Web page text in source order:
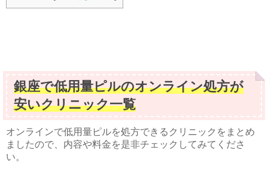
銀座で低用量ピルのオンライン処方が
安いクリニック一覧
オンラインで低用量ピルを処方できるクリニックをまとめ
ましたので、内容や料金を是非チェックしてみてくださ
い。